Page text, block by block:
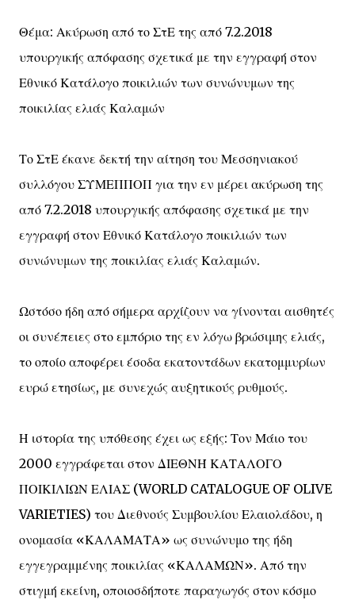
Θέμα: Ακύρωση από το ΣτΕ της από 7.2.2018
υπουργικής απόφασης σχετικά με την εγγραφή στον
Εθνικό Κατάλογο ποικιλιών των συνώνυμων της
ποικιλίας ελιάς Καλαμών
Το ΣτΕ έκανε δεκτή την αίτηση του Μεσσηνιακού
συλλόγου ΣΥΜΕΠΠΟΠ για την εν μέρει ακύρωση της
από 7.2.2018 υπουργικής απόφασης σχετικά με την
εγγραφή στον Εθνικό Κατάλογο ποικιλιών των
συνώνυμων της ποικιλίας ελιάς Καλαμών.
Ωστόσο ήδη από σήμερα αρχίζουν να γίνονται αισθητές
οι συνέπειες στο εμπόριο της εν λόγω βρώσιμης ελιάς,
το οποίο αποφέρει έσοδα εκατοντάδων εκατομμυρίων
ευρώ ετησίως, με συνεχώς αυξητικούς ρυθμούς.
Η ιστορία της υπόθεσης έχει ως εξής: Τον Μάιο του
2000 εγγράφεται στον ΔΙΕΘΝΉ ΚΑΤΑΛΟΓΟ
ΠΟΙΚΙΛΙΩΝ ΕΛΙΑΣ (WORLD CATALOGUE OF OLIVE
VARIETIES) του Διεθνούς Συμβουλίου Ελαιολάδου, η
ονομασία «ΚΑΛΑΜΑΤΑ» ως συνώνυμο της ήδη
εγγεγραμμένης ποικιλίας «ΚΑΛΑΜΩΝ». Από την
στιγμή εκείνη, οποιοσδήποτε παραγωγός στον κόσμο